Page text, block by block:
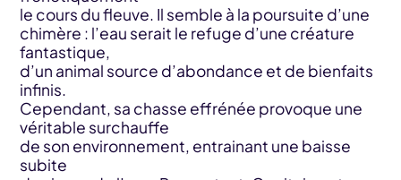
le cours du fleuve. Il semble à la poursuite d’une
chimère : l’eau serait le refuge d’une créature
fantastique,
d’un animal source d’abondance et de bienfaits
infinis.
Cependant, sa chasse effrénée provoque une
véritable surchauffe
de son environnement, entrainant une baisse
subite